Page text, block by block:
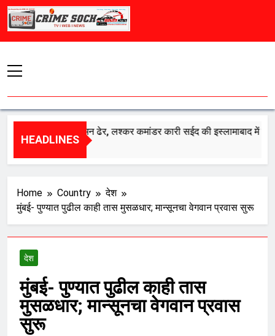
Skip
HEADLINES
का एक और दुश्मन ढेर, लश्कर कमांडर कारी सईद की इस्लामाबाद में मौत
Home Country
देश
मुंबई- पुण्यात पुढील काही तास मुसळधार; मान्सूनचा वेगवान प्रवास सुरू
देश
मुंबई- पुण्यात पुढील काही तास
मुसळधार; मान्सूनचा वेगवान प्रवास
सुरू